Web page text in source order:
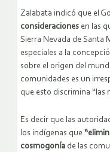
Zalabata indicó que el
consideraciones en las
Sierra Nevada de Santa
especiales a la
sobre el origen del
comunidades es un
que esto discrimina “las
Es decir que las
los indígenas que
cosmogonía de las